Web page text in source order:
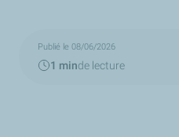
Publié le 08/06/2026
1 minde lecture